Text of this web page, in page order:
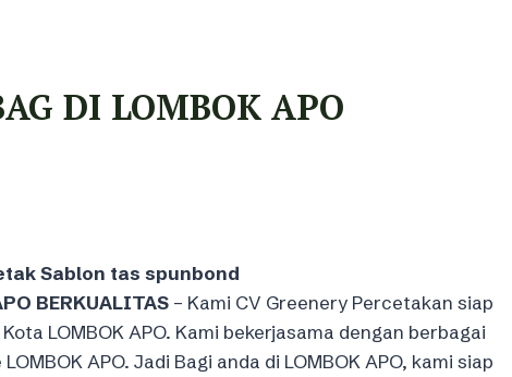
DI LOMBOK APO
BERKUALITAS – Kami CV Greenery Percetakan siap
LOMBOK APO. Kami bekerjasama dengan berbagai
APO. Jadi Bagi anda di LOMBOK APO, kami siap